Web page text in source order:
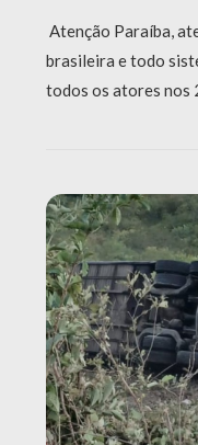
Atenção Paraíba,
brasileira e todo
todos os atores nos